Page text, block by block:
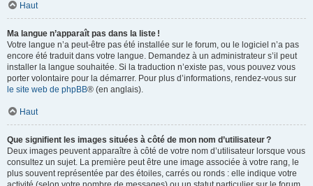
Haut
Ma langue n’apparaît pas dans la liste !
Votre langue n’a peut-être pas été installée sur le forum, ou le logiciel n’a pas
encore été traduit dans votre langue. Demandez à un administrateur s’il peut
installer la langue souhaitée. Si la traduction n’existe pas, vous pouvez vous
porter volontaire pour la démarrer. Pour plus d’informations, rendez-vous sur
le site web de phpBB® (en anglais).
Haut
Que signifient les images situées à côté de mon nom d’utilisateur ?
Deux images peuvent apparaître à côté de votre nom d’utilisateur lorsque vous
consultez un sujet. La première peut être une image associée à votre rang, le
plus souvent représentée par des étoiles, carrés ou ronds : elle indique votre